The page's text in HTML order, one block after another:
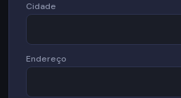
Cidade
Endereço